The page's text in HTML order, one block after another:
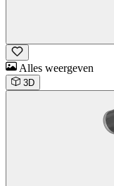
Alles weergeven
3D